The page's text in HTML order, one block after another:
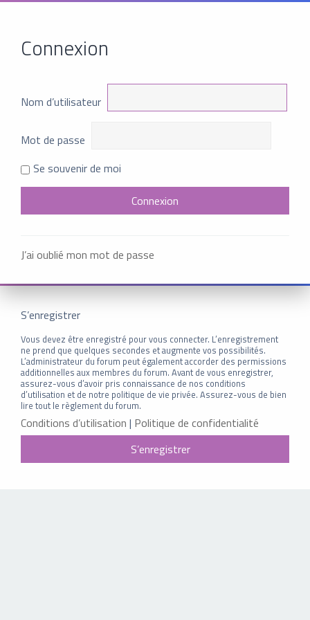
Connexion
Nom d’utilisateur
Mot de passe
Se souvenir de moi
J’ai oublié mon mot de passe
S’enregistrer
Vous devez être enregistré pour vous connecter. L’enregistrement
ne prend que quelques secondes et augmente vos possibilités.
L’administrateur du forum peut également accorder des permissions
additionnelles aux membres du forum. Avant de vous enregistrer,
assurez-vous d’avoir pris connaissance de nos conditions
d’utilisation et de notre politique de vie privée. Assurez-vous de bien
lire tout le règlement du forum.
Conditions d’utilisation | Politique de confidentialité
S’enregistrer